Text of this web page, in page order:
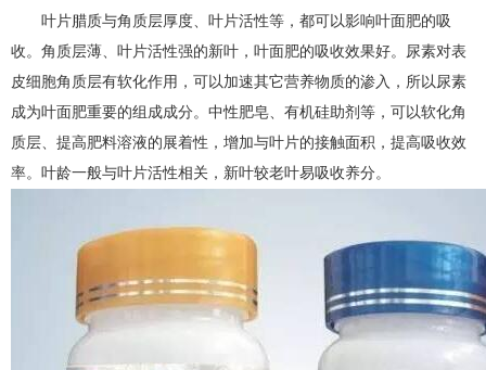
叶片腊质与角质层厚度、叶片活性等，都可以影响叶面肥的吸
收。角质层薄、叶片活性强的新叶，叶面肥的吸收效果好。尿素对表
皮细胞角质层有软化作用，可以加速其它营养物质的渗入，所以尿素
成为叶面肥重要的组成成分。中性肥皂、有机硅助剂等，可以软化角
质层、提高肥料溶液的展着性，增加与叶片的接触面积，提高吸收效
率。叶龄一般与叶片活性相关，新叶较老叶易吸收养分。